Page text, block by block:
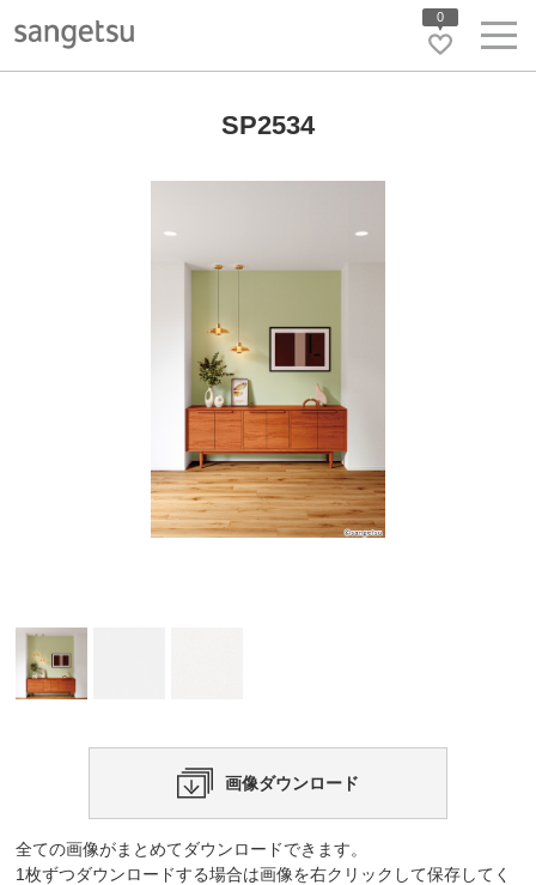
0
SP2534
画像ダウンロード
全ての画像がまとめてダウンロードできます。
1枚ずつダウンロードする場合は画像を右クリックして保存してく